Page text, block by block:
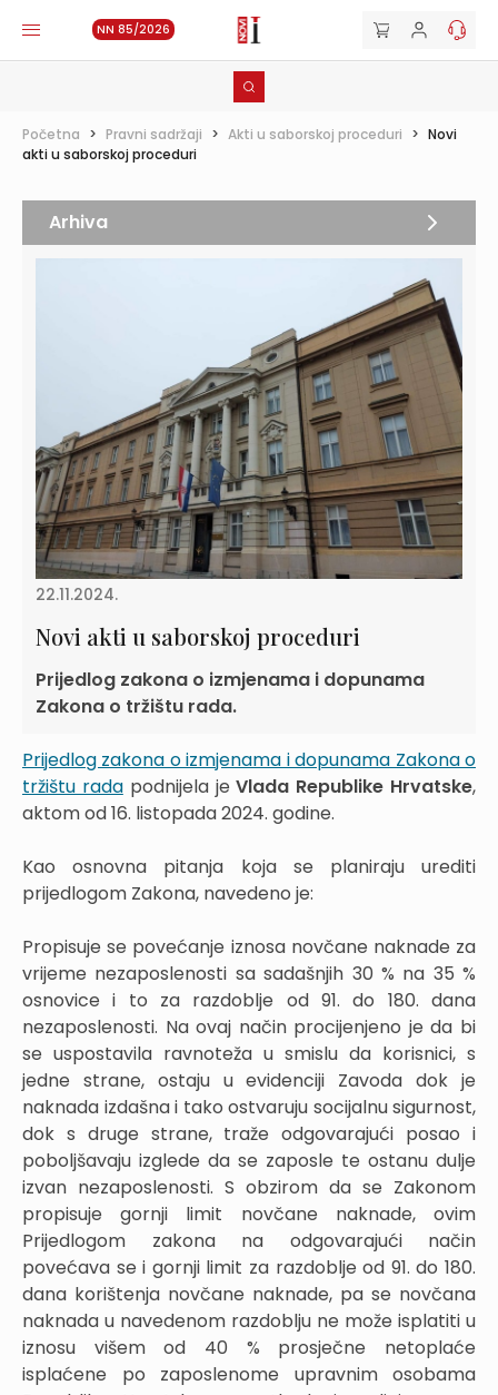
NN 85/2026
Početna > Pravni sadržaji > Akti u saborskoj proceduri > Novi
akti u saborskoj proceduri
22.11.2024.
Novi akti u saborskoj proceduri
Prijedlog zakona o izmjenama i dopunama
Zakona o tržištu rada.
Prijedlog zakona o izmjenama i dopunama Zakona o
tržištu radapodnijela jeVlada Republike Hrvatske,
aktom od 16. listopada 2024. godine.
Kao osnovna pitanja koja se planiraju urediti
prijedlogom Zakona, navedeno je:
Propisuje se povećanje iznosa novčane naknade za
vrijeme nezaposlenosti sa sadašnjih 30 % na 35 %
osnovice i to za razdoblje od 91. do 180. dana
nezaposlenosti. Na ovaj način procijenjeno je da bi
se uspostavila ravnoteža u smislu da korisnici, s
jedne strane, ostaju u evidenciji Zavoda dok je
naknada izdašna i tako ostvaruju socijalnu sigurnost,
dok s druge strane, traže odgovarajući posao i
poboljšavaju izglede da se zaposle te ostanu dulje
izvan nezaposlenosti. S obzirom da se Zakonom
propisuje gornji limit novčane naknade, ovim
Prijedlogom zakona na odgovarajući način
povećava se i gornji limit za razdoblje od 91. do 180.
dana korištenja novčane naknade, pa se novčana
naknada u navedenom razdoblju ne može isplatiti u
iznosu višem od 40 % prosječne netoplaće
isplaćene po zaposlenome upravnim osobama
Arhiva